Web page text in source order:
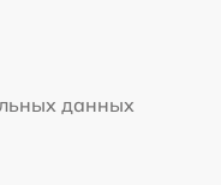
данных